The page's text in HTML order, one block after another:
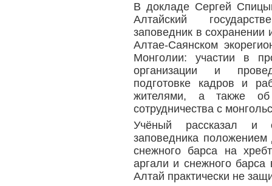
В докладе Сергей
Алтайский
заповедник в сохранении
Алтае-Саянском
Монголии: участии в
организации и
подготовке кадров и
жителями, а также об
сотрудничества с
Учёный рассказал и
заповедника положением
снежного барса на
аргали и снежного барса
Алтай практически не